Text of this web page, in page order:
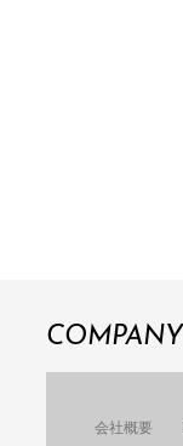
COMPANY
会社概要